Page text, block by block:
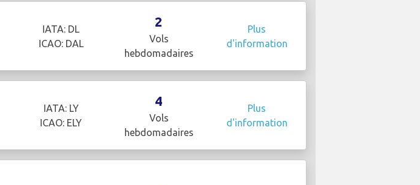
IATA: DL
ICAO: DAL
2
Vols
hebdomadaires
Plus
d'information
IATA: LY
ICAO: ELY
4
Vols
hebdomadaires
Plus
d'information